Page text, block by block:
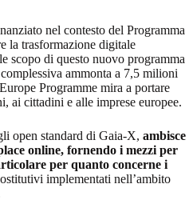
nel contesto del Programma
la trasformazione digitale
scopo di questo nuovo programma
ammonta a 7,5 milioni
Programme mira a portare
ai cittadini e alle imprese europee.
open standard di Gaia-X, ambisce
online, fornendo i mezzi per
per quanto concerne i
implementati nell’ambito